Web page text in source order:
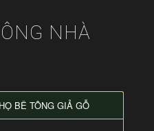
NHÀ
BÊ TÔNG GIẢ GỖ